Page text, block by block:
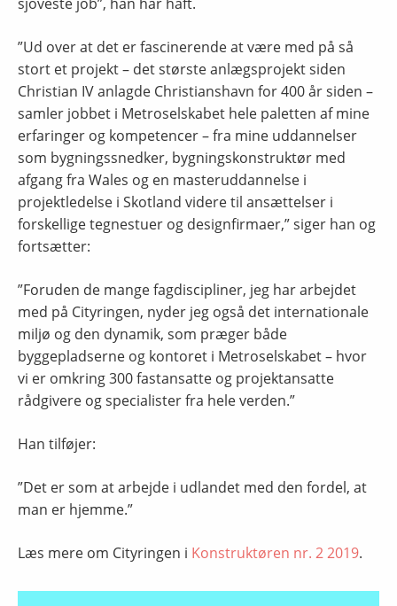
”Ud over at det er fascinerende at være med på så
stort et projekt – det største anlægsprojekt siden
Christian IV anlagde Christianshavn for 400 år siden –
samler jobbet i Metroselskabet hele paletten af mine
erfaringer og kompetencer – fra mine uddannelser
som bygningssnedker, bygningskonstruktør med
afgang fra Wales og en masteruddannelse i
projektledelse i Skotland videre til ansættelser i
forskellige tegnestuer og designfirmaer,” siger han og
fortsætter:
”Foruden de mange fagdiscipliner, jeg har arbejdet
med på Cityringen, nyder jeg også det internationale
miljø og den dynamik, som præger både
byggepladserne og kontoret i Metroselskabet – hvor
vi er omkring 300 fastansatte og projektansatte
rådgivere og specialister fra hele verden.”
Han tilføjer:
”Det er som at arbejde i udlandet med den fordel, at
man er hjemme.”
Læs mere om Cityringen i Konstruktøren nr. 2 2019.